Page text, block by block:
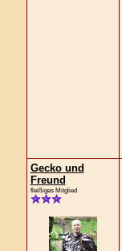
Gecko und
Freund
fleißiges Mitglied